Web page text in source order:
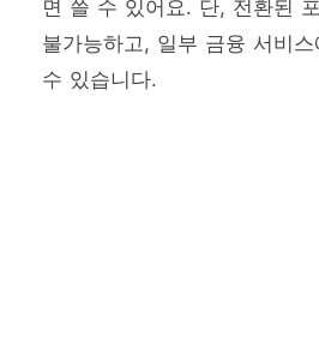
면 쓸 수 있어요. 단, 전환된
불가능하고, 일부 금융 서비
수 있습니다.